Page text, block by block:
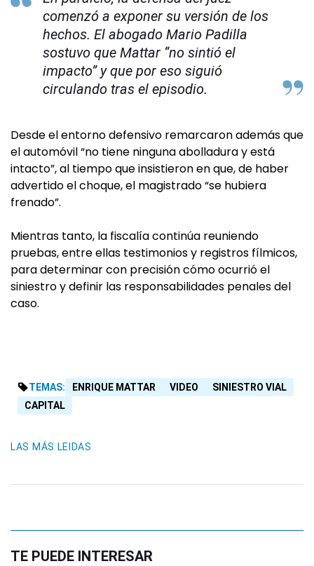
comenzó a exponer su versión de los
hechos. El abogado Mario Padilla
sostuvo que Mattar “no sintió el
impacto” y que por eso siguió
circulando tras el episodio.
Desde el entorno defensivo remarcaron además que
el automóvil “no tiene ninguna abolladura y está
intacto”, al tiempo que insistieron en que, de haber
advertido el choque, el magistrado “se hubiera
frenado”.
Mientras tanto, la fiscalía continúa reuniendo
pruebas, entre ellas testimonios y registros fílmicos,
para determinar con precisión cómo ocurrió el
siniestro y definir las responsabilidades penales del
caso.
TEMAS: ENRIQUE MATTAR VIDEO
SINIESTRO VIAL
CAPITAL
LAS MÁS LEIDAS
TE PUEDE INTERESAR